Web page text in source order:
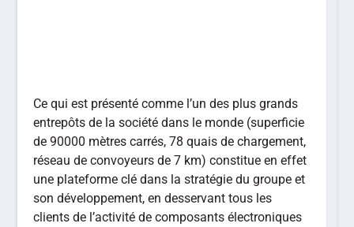
Ce qui est présenté comme l’un des plus grands
entrepôts de la société dans le monde (superficie
de 90000 mètres carrés, 78 quais de chargement,
réseau de convoyeurs de 7 km) constitue en effet
une plateforme clé dans la stratégie du groupe et
son développement, en desservant tous les
clients de l’activité de composants électroniques